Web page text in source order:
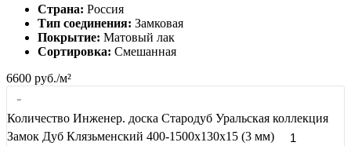
Страна: Россия
Тип соединения: Замковая
Покрытие: Матовый лак
Сортировка: Смешанная
6600 руб./м²
-
Количество Инженер. доска Стародуб Уральская коллекция
Замок Дуб Клязьменский 400-1500x130x15 (3 мм)